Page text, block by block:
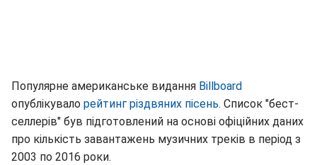
Популярне американське видання Billboard
опублікувало рейтинг різдвяних пісень. Список "бест-
селлерів" був підготовлений на основі офіційних даних
про кількість завантажень музичних треків в період з
2003 по 2016 роки.